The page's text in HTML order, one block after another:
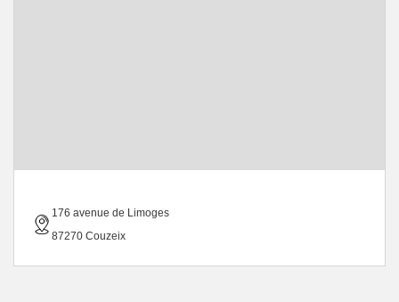
176 avenue de Limoges
87270 Couzeix